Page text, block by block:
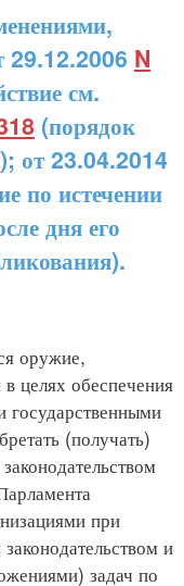
29.12.2006 N
см.
(порядок
); от 23.04.2014
по истечении
дня его
оружие,
целях обеспечения
государственными
(получать)
при
и
задач по